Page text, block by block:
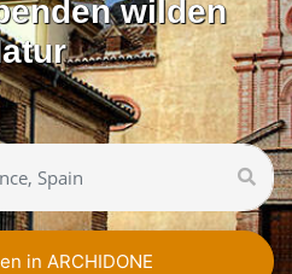
wilden
in ARCHIDONE